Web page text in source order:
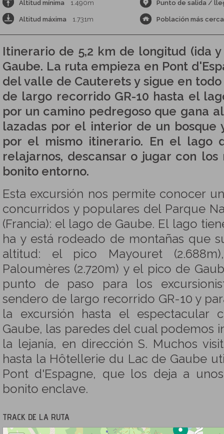
Altitud mínima 1.490m Punto de salida /
Altitud máxima 1.731m Población más
Itinerario de 5,2 km de longitud (ida
Gaube. La ruta empieza en Pont
del valle de Cauterets y sigue en
de largo recorrido GR-10 hasta el
por un camino pedregoso que gana
lazadas por el interior de un bosque
por el mismo itinerario. En el lago
relajarnos, descansar o jugar con los
bonito entorno.
Esta excursión nos permite conocer
concurridos y populares del Parque
(Francia): el lago de Gaube. El lago
ha y está rodeado de montañas que
altitud: el pico Mayouret
Paloumères (2.720m) y el pico de
punto de paso para los
sendero de largo recorrido GR-10 y
la excursión hasta el espectacular
Gaube, las paredes del cual podemos
la lejanía, en dirección S. Muchos
hasta la Hôtellerie du Lac de Gaube
Pont d'Espagne, que los deja a
bonito enclave.
TRACK DE LA RUTA